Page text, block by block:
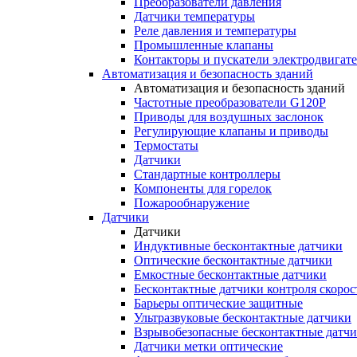
Датчики температуры
Реле давления и температуры
Промышленные клапаны
Контакторы и пускатели
Автоматизация и безопасность зданий
Автоматизация и безопасность зданий
Частотные преобразователи G120P
Приводы для воздушных заслонок
Регулирующие клапаны и приводы
Термостаты
Датчики
Стандартные контроллеры
Компоненты для горелок
Пожарообнаружение
Датчики
Датчики
Индуктивные бесконтактные датчики
Оптические бесконтактные датчики
Емкостные бесконтактные датчики
Бесконтактные датчики контроля
Барьеры оптические защитные
Ультразвуковые бесконтактные датчики
Взрывобезопасные бесконтактные
Датчики метки оптические